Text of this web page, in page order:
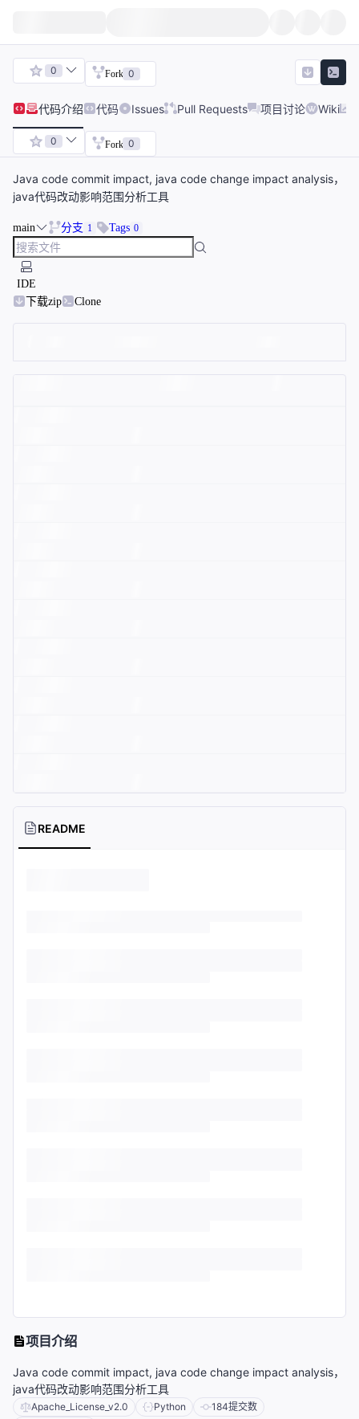
0 Fork 0
代码介绍 代码 Issues Pull Requests 项目讨论 Wiki
0 Fork 0
Java code commit impact, java code change impact analysis，
java代码改动影响范围分析工具
main 分支 1 Tags 0
IDE
下载zip
Clone
README
项目介绍
Java code commit impact, java code change impact analysis，
java代码改动影响范围分析工具
Apache_License_v2.0 Python 184提交数